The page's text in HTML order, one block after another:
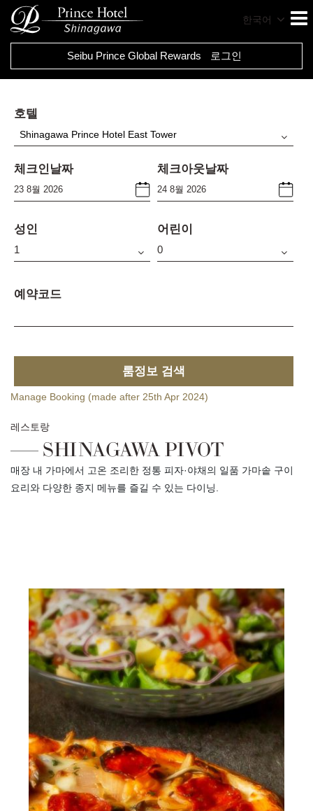
한국어
Seibu Prince Global Rewards 로그인
호텔
Shinagawa Prince Hotel East Tower
체크인날짜 체크아웃날짜
성인 어린이
예약코드
룸정보 검색
Manage Booking (made after 25th Apr 2024)
레스토랑
SHINAGAWA PIVOT
매장 내 가마에서 고온 조리한 정통 피자·야채의 일품 가마솥 구이
요리와 다양한 종지 메뉴를 즐길 수 있는 다이닝.